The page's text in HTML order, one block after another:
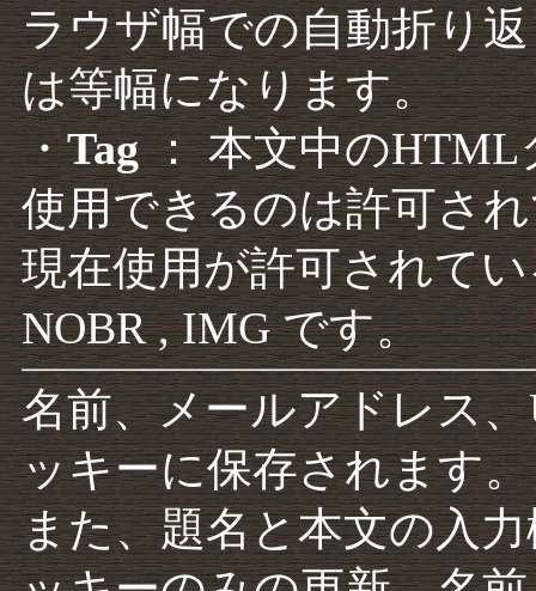
ラウザ幅での自動折り
は等幅になります。
・Tag： 本文中のHTML
使用できるのは許可さ
現在使用が許可されて
NOBR , IMG です。
名前、メールアドレス
ッキーに保存されます。
また、題名と本文の入